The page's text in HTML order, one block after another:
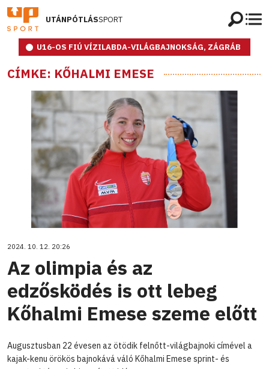
UTÁNPÓTLÁSSPORT
U16-OS FIÚ VÍZILABDA-VILÁGBAJNOKSÁG, ZÁGRÁB
CÍMKE: KŐHALMI EMESE
2024. 10. 12. 20:26
Az olimpia és az
edzősködés is ott lebeg
Kőhalmi Emese szeme előtt
Augusztusban 22 évesen az ötödik felnőtt-világbajnoki címével a
kajak-kenu örökös bajnokává váló Kőhalmi Emese sprint- és